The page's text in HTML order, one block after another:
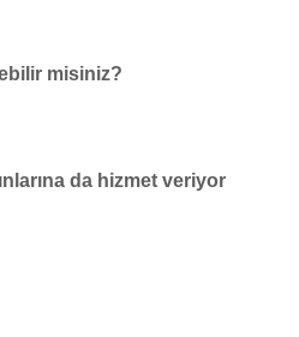
misiniz?
da hizmet veriyor